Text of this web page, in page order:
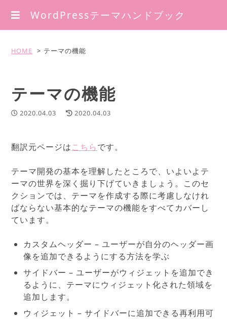
WordPressテーマハンドブック
HOME テーマの機能
テーマの機能
2020.04.03 2020.04.03
翻訳元ページはこちらです。
テーマ開発の基本を理解したところで、いよいよテ
ーマの世界を深く掘り下げていきましょう。このセ
クションでは、テーマを作成する際に考慮しなけれ
ばならない基本的なテーマの機能をすべてカバーし
ています。
カスタムヘッダー – ユーザーが自分のヘッダー画
像を追加できるようにする方法を学ぶ
サイドバー – ユーザーがウィジェットを追加でき
るように、テーマにウィジェット化された領域を
追加します。
ウィジェット – サイドバーに追加できる再利用可